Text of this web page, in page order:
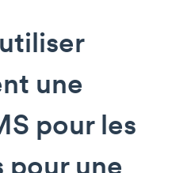
une
pour les